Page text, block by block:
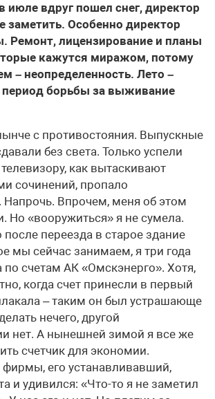
июле вдруг пошел снег, директор
заметить. Особенно директор
Ремонт, лицензирование и планы
кажутся миражом, потому
– неопределенность. Лето –
борьбы за выживание
с противостояния. Выпускные
без света. Только успели
как вытаскивают
сочинений, пропало
Напрочь. Впрочем, меня об этом
Но «вооружиться» я не сумела.
переезда в старое здание
мы сейчас занимаем, я три года
по счетам АК «Омскэнерго». Хотя,
когда счет принесли в первый
– таким он был устрашающе
нечего, другой
нет. А нынешней зимой я все же
счетчик для экономии.
фирмы, его устанавливавший,
и удивился: «Что-то я не заметил